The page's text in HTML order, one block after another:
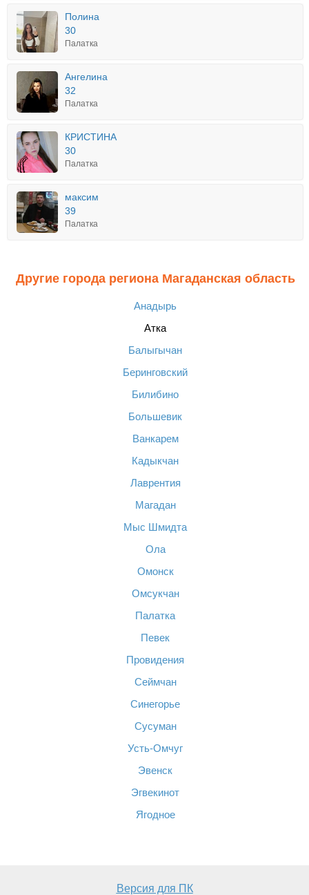
Полина
30
Палатка
Ангелина
32
Палатка
КРИСТИНА
30
Палатка
максим
39
Палатка
Другие города региона Магаданская область
Анадырь
Атка
Балыгычан
Беринговский
Билибино
Большевик
Ванкарем
Кадыкчан
Лаврентия
Магадан
Мыс Шмидта
Ола
Омонск
Омсукчан
Палатка
Певек
Провидения
Сеймчан
Синегорье
Сусуман
Усть-Омчуг
Эвенск
Эгвекинот
Ягодное
Версия для ПК